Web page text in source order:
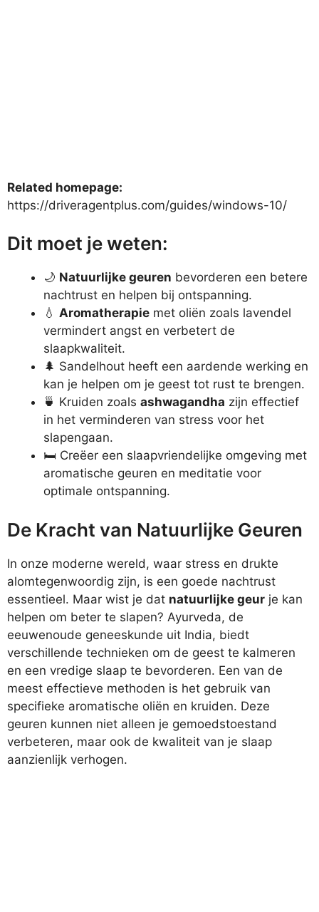
Related homepage:
https://driveragentplus.com/guides/windows-10/
Dit moet je weten:
🌙 Natuurlijke geuren bevorderen een betere
nachtrust en helpen bij ontspanning.
💧 Aromatherapie met oliën zoals lavendel
vermindert angst en verbetert de
slaapkwaliteit.
🌲 Sandelhout heeft een aardende werking en
kan je helpen om je geest tot rust te brengen.
🍵 Kruiden zoals ashwagandha zijn effectief
in het verminderen van stress voor het
slapengaan.
🛏️ Creëer een slaapvriendelijke omgeving met
aromatische geuren en meditatie voor
optimale ontspanning.
De Kracht van Natuurlijke Geuren
In onze moderne wereld, waar stress en drukte
alomtegenwoordig zijn, is een goede nachtrust
essentieel. Maar wist je dat natuurlijke geur je kan
helpen om beter te slapen? Ayurveda, de
eeuwenoude geneeskunde uit India, biedt
verschillende technieken om de geest te kalmeren
en een vredige slaap te bevorderen. Een van de
meest effectieve methoden is het gebruik van
specifieke aromatische oliën en kruiden. Deze
geuren kunnen niet alleen je gemoedstoestand
verbeteren, maar ook de kwaliteit van je slaap
aanzienlijk verhogen.